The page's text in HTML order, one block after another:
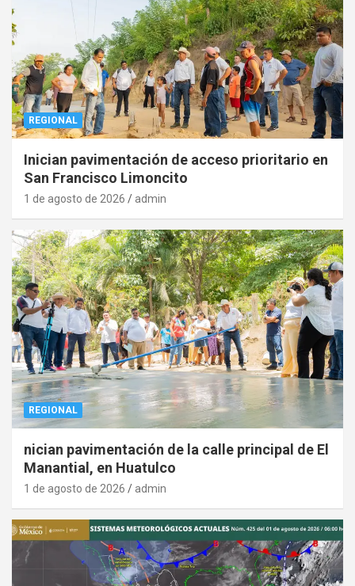
REGIONAL
Inician pavimentación de acceso prioritario en
San Francisco Limoncito
1 de agosto de 2026 admin
REGIONAL
nician pavimentación de la calle principal de El
Manantial, en Huatulco
1 de agosto de 2026 admin